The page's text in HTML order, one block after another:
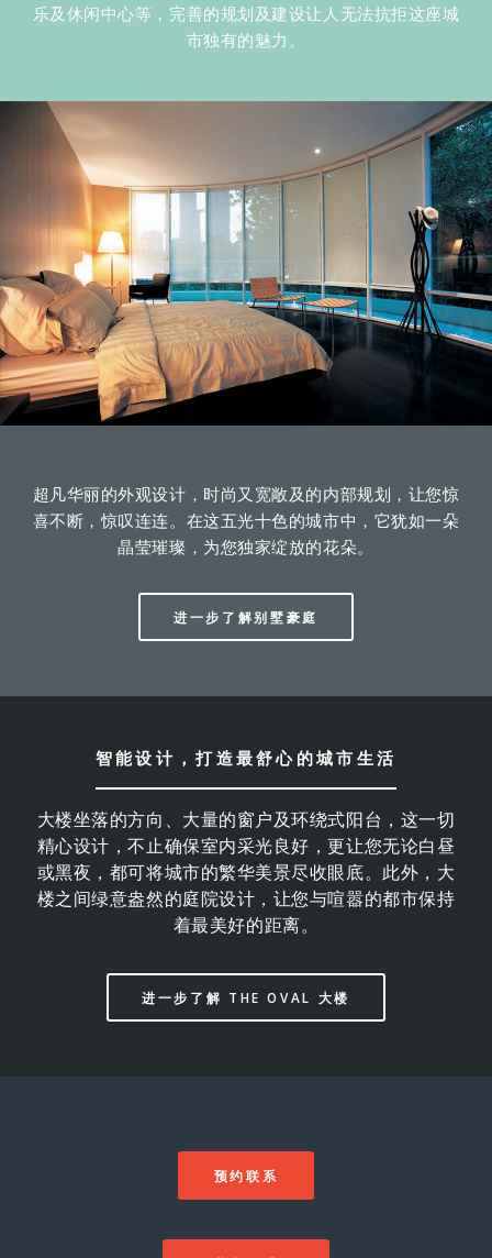
乐及休闲中心等，完善的规划及建设让人无法抗拒这座城
市独有的魅力。
超凡华丽的外观设计，时尚又宽敞及的内部规划，让您惊
喜不断，惊叹连连。在这五光十色的城市中，它犹如一朵
晶莹璀璨，为您独家绽放的花朵。
进一步了解别墅豪庭
智能设计，打造最舒心的城市生活
大楼坐落的方向、大量的窗户及环绕式阳台，这一切
精心设计，不止确保室内采光良好，更让您无论白昼
或黑夜，都可将城市的繁华美景尽收眼底。此外，大
楼之间绿意盎然的庭院设计，让您与喧嚣的都市保持
着最美好的距离。
进一步了解 THE OVAL 大楼
预约联系